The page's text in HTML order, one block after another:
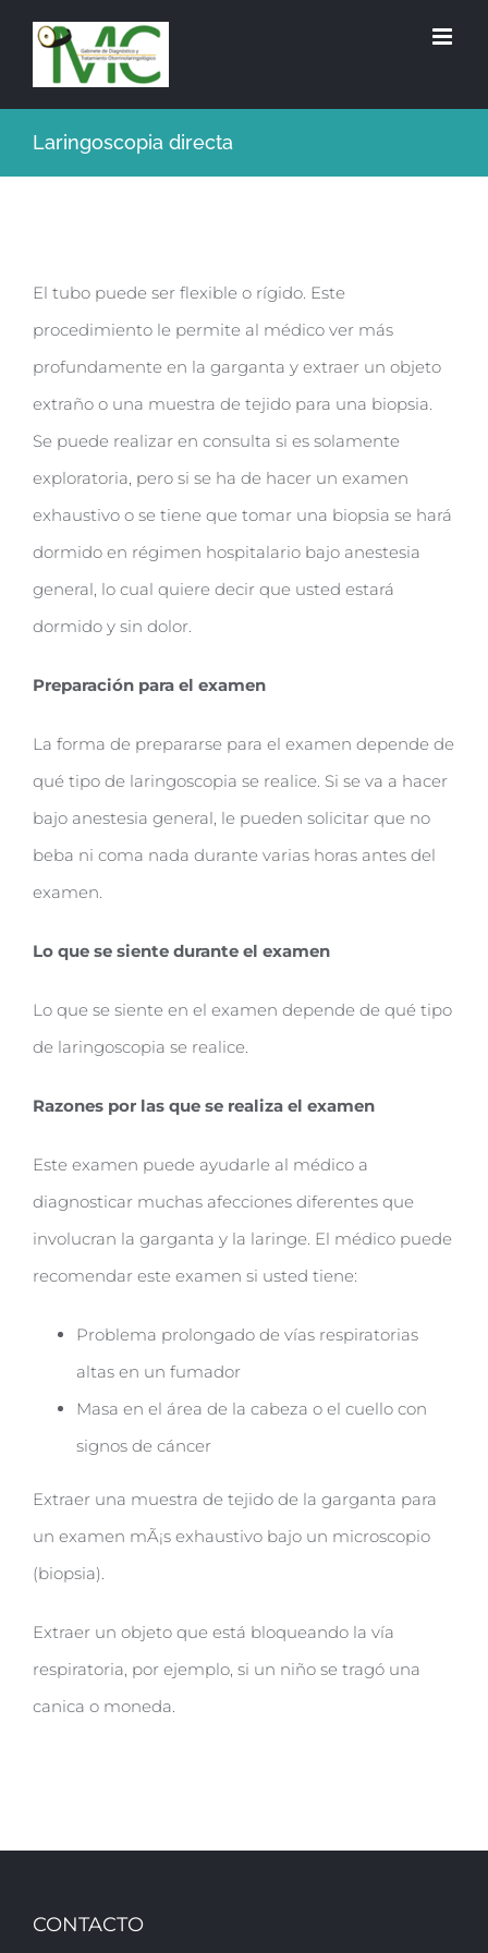
Laringoscopia directa
El tubo puede ser flexible o rí­gido. Este
procedimiento le permite al médico ver más
profundamente en la garganta y extraer un objeto
extraño o una muestra de tejido para una biopsia.
Se puede realizar en consulta si es solamente
exploratoria, pero si se ha de hacer un examen
exhaustivo o se tiene que tomar una biopsia se hará
dormido en régimen hospitalario bajo anestesia
general, lo cual quiere decir que usted estará
dormido y sin dolor.
Preparación para el examen
La forma de prepararse para el examen depende de
qué tipo de laringoscopia se realice. Si se va a hacer
bajo anestesia general, le pueden solicitar que no
beba ni coma nada durante varias horas antes del
examen.
Lo que se siente durante el examen
Lo que se siente en el examen depende de qué tipo
de laringoscopia se realice.
Razones por las que se realiza el examen
Este examen puede ayudarle al médico a
diagnosticar muchas afecciones diferentes que
involucran la garganta y la laringe. El médico puede
recomendar este examen si usted tiene:
Problema prolongado de ví­as respiratorias
altas en un fumador
Masa en el área de la cabeza o el cuello con
signos de cáncer
Extraer una muestra de tejido de la garganta para
un examen mÃ¡s exhaustivo bajo un microscopio
(biopsia).
Extraer un objeto que está bloqueando la vía
respiratoria, por ejemplo, si un niño se tragó una
canica o moneda.
CONTACTO